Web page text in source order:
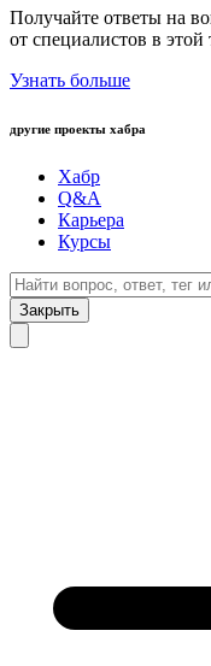
Получайте ответы на
от специалистов в этой
Узнать больше
другие проекты хабра
Хабр
Q&A
Карьера
Курсы
Закрыть